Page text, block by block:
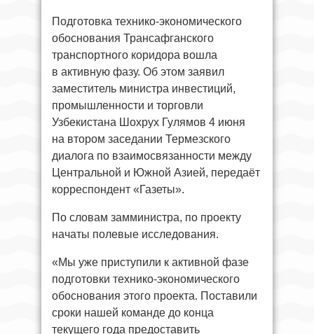
Подготовка технико-экономического
обоснования Трансафганского
транспортного коридора вошла
в активную фазу. Об этом заявил
заместитель министра инвестиций,
промышленности и торговли
Узбекистана Шохрух Гулямов 4 июня
на втором заседании Термезского
диалога по взаимосвязанности между
Центральной и Южной Азией, передаёт
корреспондент «Газеты».
По словам замминистра, по проекту
начаты полевые исследования.
«Мы уже приступили к активной фазе
подготовки технико-экономического
обоснования этого проекта. Поставили
сроки нашей команде до конца
текущего года предоставить